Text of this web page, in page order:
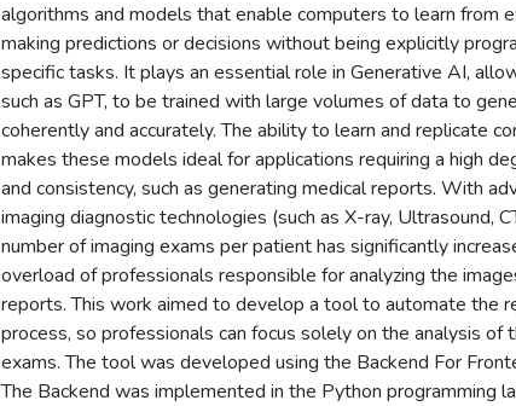
algorithms and models that enable computers to learn from
making predictions or decisions without being explicitly
specific tasks. It plays an essential role in Generative AI,
such as GPT, to be trained with large volumes of data to
coherently and accurately. The ability to learn and replicate
makes these models ideal for applications requiring a high
and consistency, such as generating medical reports. With
imaging diagnostic technologies (such as X-ray, Ultrasound,
number of imaging exams per patient has significantly
overload of professionals responsible for analyzing the
reports. This work aimed to develop a tool to automate the
process, so professionals can focus solely on the analysis of
exams. The tool was developed using the Backend For
The Backend was implemented in the Python programming